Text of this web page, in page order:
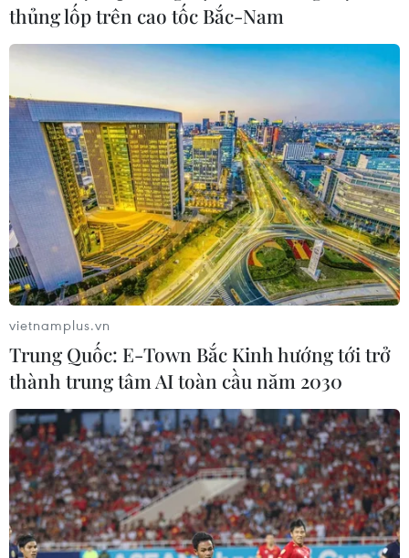
chuẩn bị tấn công khủng bố nhằm vào một trung tâm
thủng lốp trên cao tốc Bắc-Nam
vietnamplus.vn
Trung Quốc: E-Town Bắc Kinh hướng tới trở
thành trung tâm AI toàn cầu năm 2030